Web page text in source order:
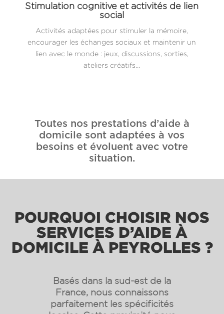
Stimulation cognitive et activités de lien
social
Activités adaptées pour stimuler la mémoire,
encourager les échanges sociaux et maintenir un
lien avec le monde : jeux, discussions, sorties,
ateliers créatifs…
Toutes nos prestations d’aide à
domicile sont adaptées à vos
besoins et évoluent avec votre
situation.
POURQUOI CHOISIR NOS
SERVICES D’AIDE À
DOMICILE À PEYROLLES ?
Basés dans la sud-est de la
France, nous connaissons
parfaitement les spécificités